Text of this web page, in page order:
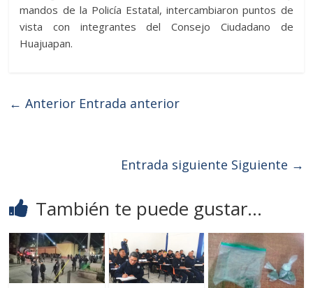
mandos de la Policía Estatal, intercambiaron puntos de
vista con integrantes del Consejo Ciudadano de
Huajuapan.
← Anterior Entrada anterior
Entrada siguiente Siguiente →
También te puede gustar...